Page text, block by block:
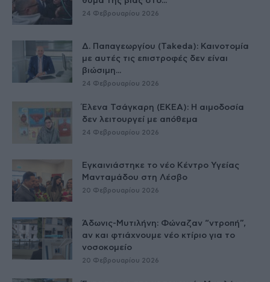
24 Φεβρουαρίου 2026
Δ. Παπαγεωργίου (Takeda): Καινοτομία
με αυτές τις επιστροφές δεν είναι
βιώσιμη...
24 Φεβρουαρίου 2026
Έλενα Τσάγκαρη (ΕΚΕΑ): Η αιμοδοσία
δεν λειτουργεί με απόθεμα
24 Φεβρουαρίου 2026
Εγκαινιάστηκε το νέο Κέντρο Υγείας
Μανταμάδου στη Λέσβο
20 Φεβρουαρίου 2026
Άδωνις-Μυτιλήνη: Φώναζαν “ντροπή”,
αν και φτιάχνουμε νέο κτίριο για το
νοσοκομείο
20 Φεβρουαρίου 2026